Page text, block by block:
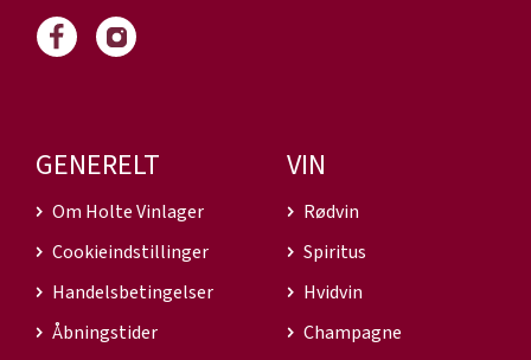
GENERELT
Om Holte Vinlager
Cookieindstillinger
Handelsbetingelser
Åbningstider
VIN
Rødvin
Spiritus
Hvidvin
Champagne